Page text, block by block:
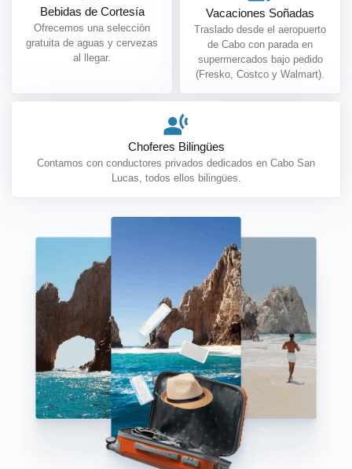
Bebidas de Cortesía
Ofrecemos una selección
gratuita de aguas y cervezas
al llegar.
Vacaciones Soñadas
Traslado desde el aeropuerto
de Cabo con parada en
supermercados bajo pedido
(Fresko, Costco y Walmart).
Choferes Bilingües
Contamos con conductores privados dedicados en Cabo San
Lucas, todos ellos bilingües.